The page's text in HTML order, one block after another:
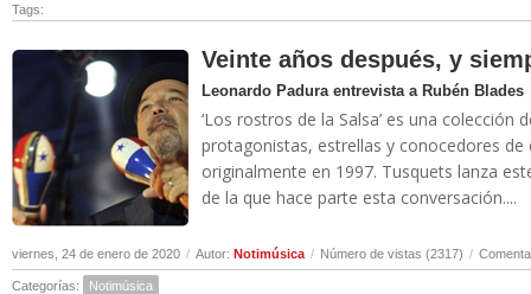
Tags:
Veinte años después, y
Leonardo Padura entrevista a Rubén Blades
‘Los rostros de la Salsa’ es una colección
protagonistas, estrellas y conocedores
originalmente en 1997. Tusquets lanza
de la que hace parte esta conversación....
viernes, 24 de enero de 2020 / Autor: Notimúsica / Número de vistas (2317) /
Categorías: Notimúsica